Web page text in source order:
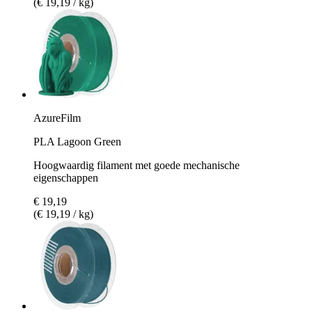
AzureFilm
PLA Lagoon Green
Hoogwaardig filament met goede mechanische
eigenschappen
€ 19,19
(€ 19,19 / kg)